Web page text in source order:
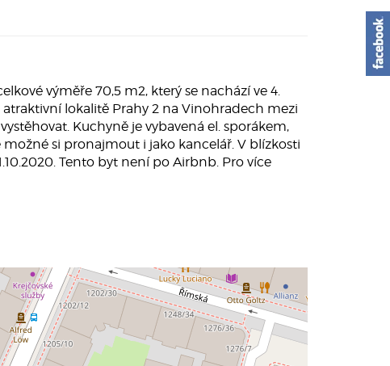
výměře 70,5 m2, který se nachází ve 4.
lokalitě Prahy 2 na Vinohradech mezi
Kuchyně je vybavená el. sporákem,
si pronajmout i jako kancelář. V blízkosti
Tento byt není po Airbnb. Pro více